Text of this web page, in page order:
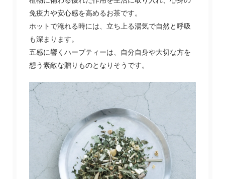
免疫力や安心感を高めるお茶です。
ホットで淹れる時には、立ち上る湯気で自然と呼吸
も深まります。
五感に響くハーブティーは、自分自身や大切な方を
想う素敵な贈りものとなりそうです。